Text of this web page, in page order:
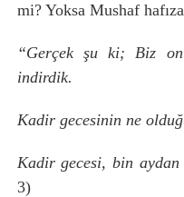
mi? Yoksa Mushaf
“Gerçek şu ki; Biz
indirdik.
Kadir gecesinin ne
Kadir gecesi, bin aydan
3)